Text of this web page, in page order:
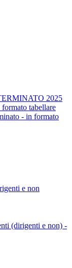
2025
tabellare
- in formato
e non
(dirigenti e non) -